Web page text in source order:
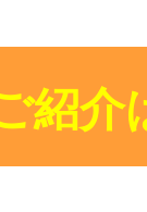
紹介